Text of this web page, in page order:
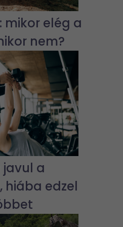
mikor elég a
nem?
javul a
hiába edzel